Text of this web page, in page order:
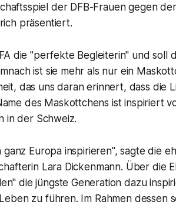
der DFB-Frauen gegen
präsentiert.
die "perfekte Begleiterin" und soll
ist sie mehr als nur ein
das uns daran erinnert, dass die
des Maskottchens ist inspiriert
in der Schweiz.
Europa inspirieren", sagte die
Lara Dickenmann. Über die
die jüngste Generation dazu
zu führen. Im Rahmen dessen